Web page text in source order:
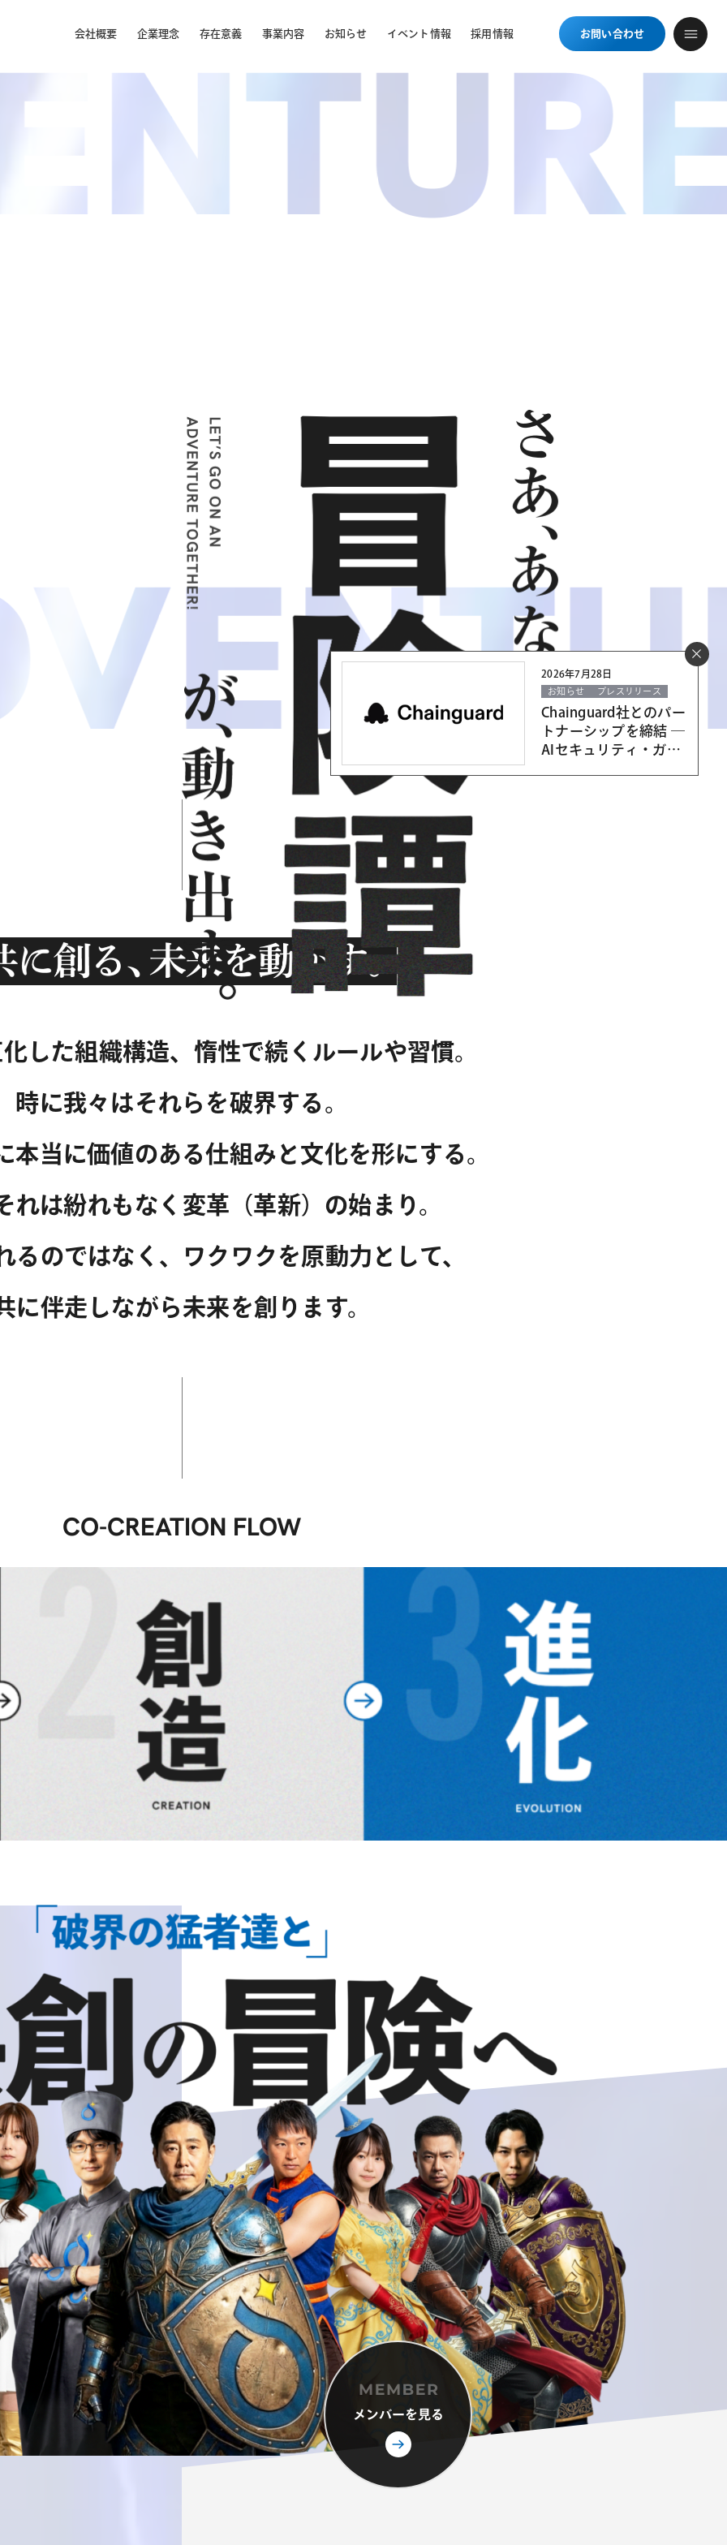
会社概要 企業理念 存在意義 事業内容 お知らせ イベント情報 採用情報 お問い合わせ
2026年7月28日
お知らせ プレスリリース
Chainguard社とのパー
トナーシップを締結 ―
AIセキュリティ・ガバ
した組織構造、惰性で続くルールや習慣。
時に我々はそれらを破界する。
本当に価値のある仕組みと文化を形にする。
れは紛れもなく変革（革新）の始まり。
るのではなく、ワクワクを原動力として、
に伴走しながら未来を創ります。
CO-CREATION FLOW